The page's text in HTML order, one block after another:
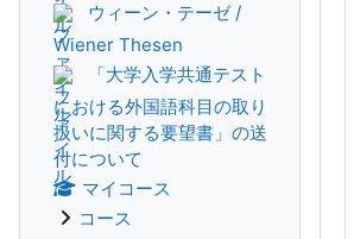
ウィーン・テーゼ /
Wiener Thesen
「大学入学共通テスト
における外国語科目の取り
扱いに関する要望書」の送
付について
マイコース
コース